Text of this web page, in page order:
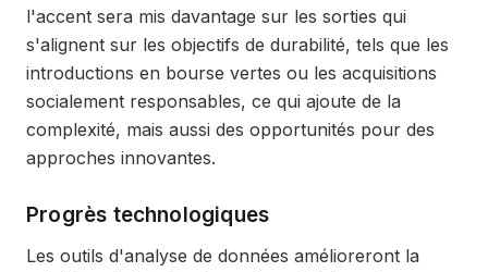
l'accent sera mis davantage sur les sorties qui
s'alignent sur les objectifs de durabilité, tels que les
introductions en bourse vertes ou les acquisitions
socialement responsables, ce qui ajoute de la
complexité, mais aussi des opportunités pour des
approches innovantes.
Progrès technologiques
Les outils d'analyse de données amélioreront la